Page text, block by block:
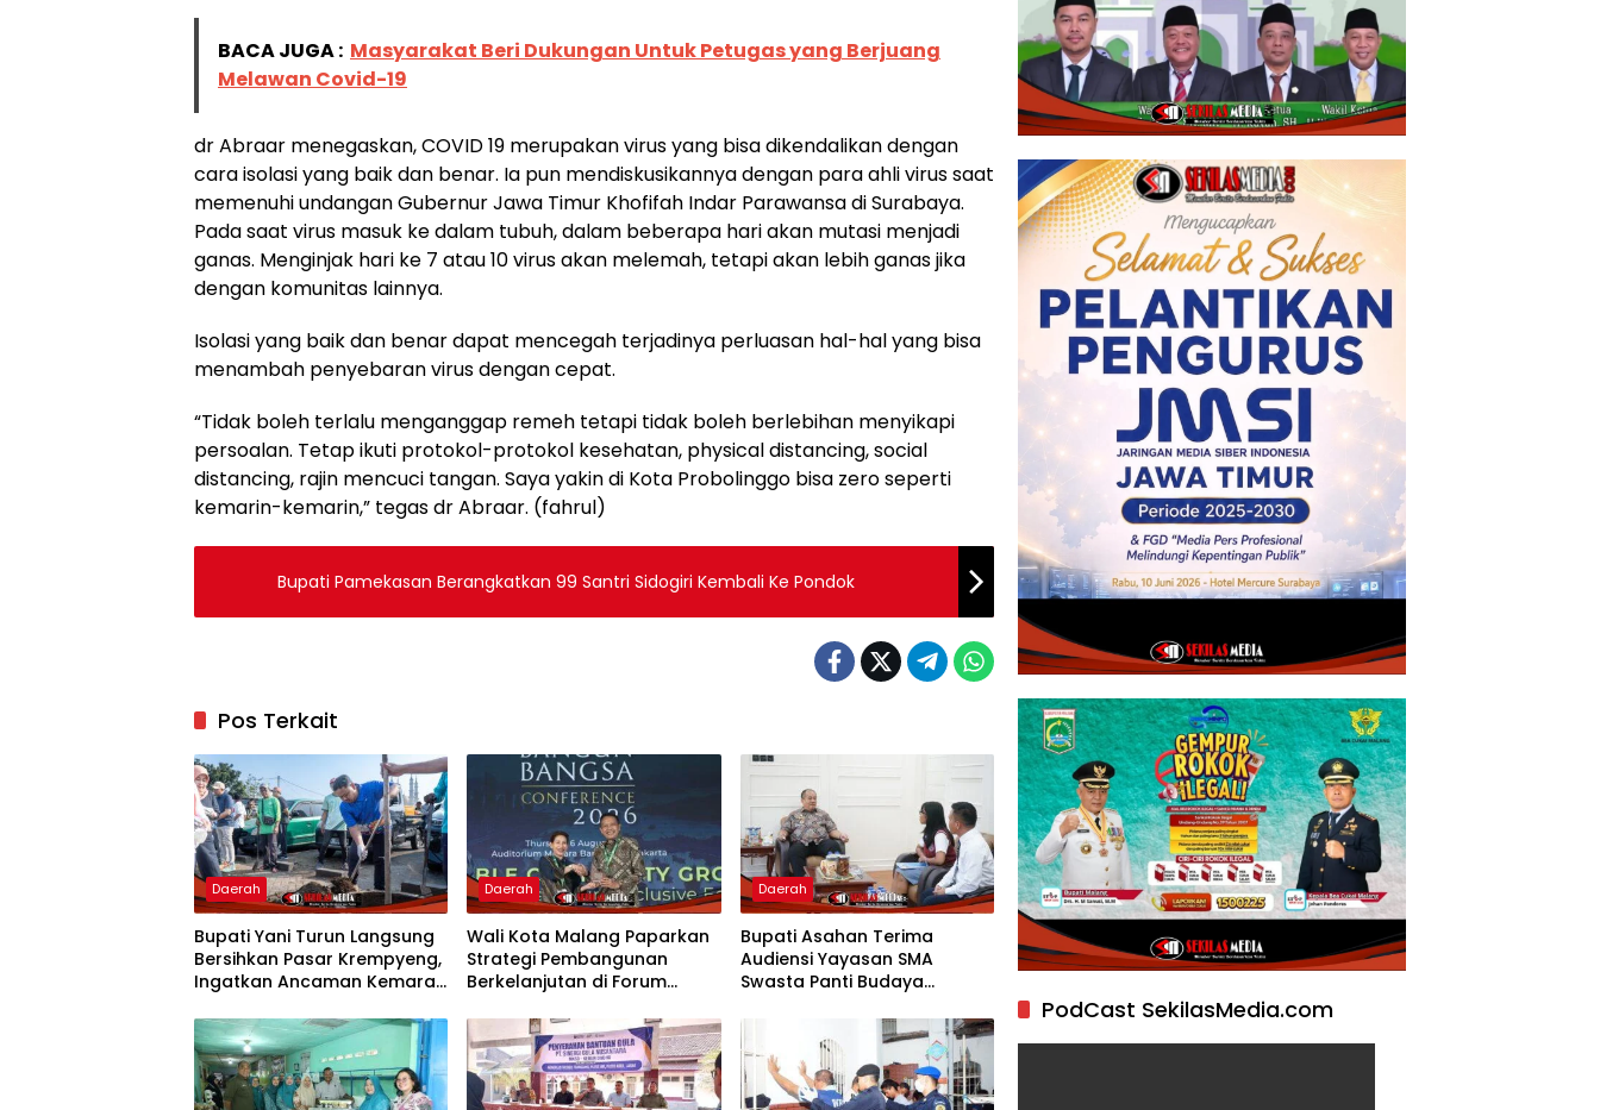
BACA JUGA : Masyarakat Beri Dukungan Untuk Petugas yang Berjuang
Melawan Covid-19
dr Abraar menegaskan, COVID 19 merupakan virus yang bisa dikendalikan dengan
cara isolasi yang baik dan benar. Ia pun mendiskusikannya dengan para ahli virus saat
memenuhi undangan Gubernur Jawa Timur Khofifah Indar Parawansa di Surabaya.
Pada saat virus masuk ke dalam tubuh, dalam beberapa hari akan mutasi menjadi
ganas. Menginjak hari ke 7 atau 10 virus akan melemah, tetapi akan lebih ganas jika
dengan komunitas lainnya.
Isolasi yang baik dan benar dapat mencegah terjadinya perluasan hal-hal yang bisa
menambah penyebaran virus dengan cepat.
“Tidak boleh terlalu menganggap remeh tetapi tidak boleh berlebihan menyikapi
persoalan. Tetap ikuti protokol-protokol kesehatan, physical distancing, social
distancing, rajin mencuci tangan. Saya yakin di Kota Probolinggo bisa zero seperti
kemarin-kemarin,” tegas dr Abraar. (fahrul)
Bupati Pamekasan Berangkatkan 99 Santri Sidogiri Kembali Ke Pondok
Pos Terkait
Daerah
Bupati Yani Turun Langsung
Bersihkan Pasar Krempyeng,
Ingatkan Ancaman Kemarau
Daerah
Wali Kota Malang Paparkan
Strategi Pembangunan
Berkelanjutan di Forum
Daerah
Bupati Asahan Terima
Audiensi Yayasan SMA
Swasta Panti Budaya
Grace Natalie Sagala
PodCast SekilasMedia.com